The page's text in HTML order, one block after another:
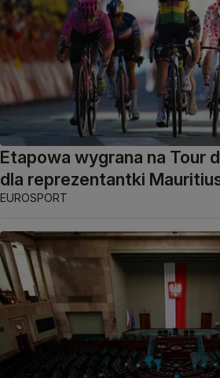
Etapowa wygrana na Tour
dla reprezentantki
EUROSPORT